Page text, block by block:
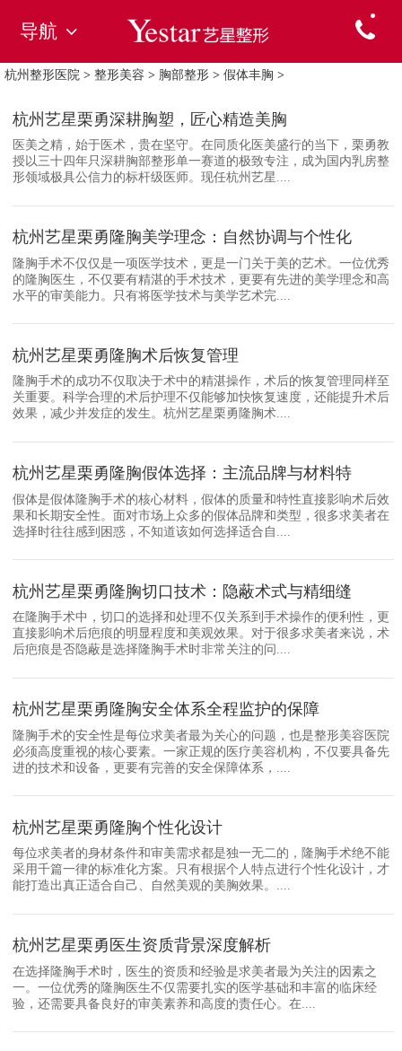
导航
杭州整形医院 > 整形美容 > 胸部整形 > 假体丰胸 >
杭州艺星栗勇深耕胸塑，匠心精造美胸
医美之精，始于医术，贵在坚守。在同质化医美盛行的当下，栗勇教
授以三十四年只深耕胸部整形单一赛道的极致专注，成为国内乳房整
形领域极具公信力的标杆级医师。现任杭州艺星....
杭州艺星栗勇隆胸美学理念：自然协调与个性化
隆胸手术不仅仅是一项医学技术，更是一门关于美的艺术。一位优秀
的隆胸医生，不仅要有精湛的手术技术，更要有先进的美学理念和高
水平的审美能力。只有将医学技术与美学艺术完....
杭州艺星栗勇隆胸术后恢复管理
隆胸手术的成功不仅取决于术中的精湛操作，术后的恢复管理同样至
关重要。科学合理的术后护理不仅能够加快恢复速度，还能提升术后
效果，减少并发症的发生。杭州艺星栗勇隆胸术....
杭州艺星栗勇隆胸假体选择：主流品牌与材料特
假体是假体隆胸手术的核心材料，假体的质量和特性直接影响术后效
果和长期安全性。面对市场上众多的假体品牌和类型，很多求美者在
选择时往往感到困惑，不知道该如何选择适合自....
杭州艺星栗勇隆胸切口技术：隐蔽术式与精细缝
在隆胸手术中，切口的选择和处理不仅关系到手术操作的便利性，更
直接影响术后疤痕的明显程度和美观效果。对于很多求美者来说，术
后疤痕是否隐蔽是选择隆胸手术时非常关注的问....
杭州艺星栗勇隆胸安全体系全程监护的保障
隆胸手术的安全性是每位求美者最为关心的问题，也是整形美容医院
必须高度重视的核心要素。一家正规的医疗美容机构，不仅要具备先
进的技术和设备，更要有完善的安全保障体系，....
杭州艺星栗勇隆胸个性化设计
每位求美者的身材条件和审美需求都是独一无二的，隆胸手术绝不能
采用千篇一律的标准化方案。只有根据个人特点进行个性化设计，才
能打造出真正适合自己、自然美观的美胸效果。....
杭州艺星栗勇医生资质背景深度解析
在选择隆胸手术时，医生的资质和经验是求美者最为关注的因素之
一。一位优秀的隆胸医生不仅需要扎实的医学基础和丰富的临床经
验，还需要具备良好的审美素养和高度的责任心。在....